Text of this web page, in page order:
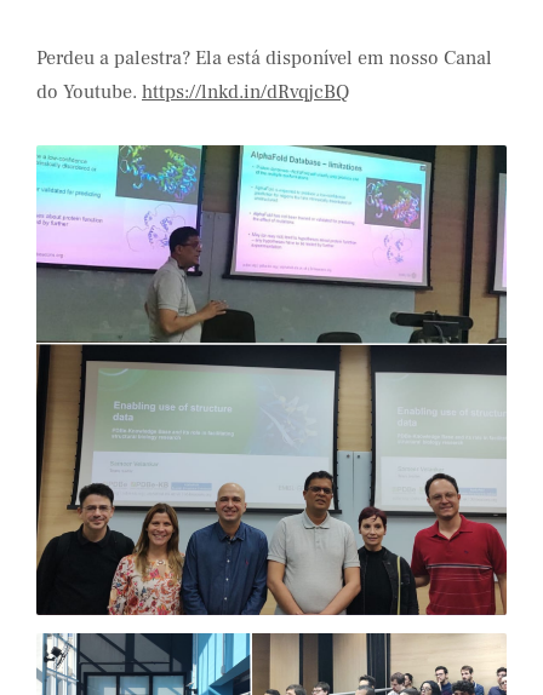
Perdeu a palestra? Ela está disponível em nosso Canal
do Youtube. https://lnkd.in/dRvqjcBQ